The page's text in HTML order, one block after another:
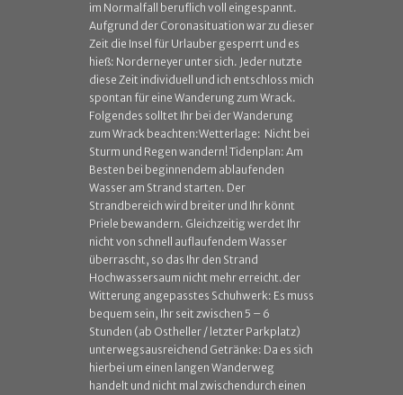
im Normalfall beruflich voll eingespannt.
Aufgrund der Coronasituation war zu dieser
Zeit die Insel für Urlauber gesperrt und es
hieß: Norderneyer unter sich. Jeder nutzte
diese Zeit individuell und ich entschloss mich
spontan für eine Wanderung zum Wrack.
Folgendes solltet Ihr bei der Wanderung
zum Wrack beachten:Wetterlage: Nicht bei
Sturm und Regen wandern! Tidenplan: Am
Besten bei beginnendem ablaufenden
Wasser am Strand starten. Der
Strandbereich wird breiter und Ihr könnt
Priele bewandern. Gleichzeitig werdet Ihr
nicht von schnell auflaufendem Wasser
überrascht, so das Ihr den Strand
Hochwassersaum nicht mehr erreicht.der
Witterung angepasstes Schuhwerk: Es muss
bequem sein, Ihr seit zwischen 5 – 6
Stunden (ab Ostheller / letzter Parkplatz)
unterwegsausreichend Getränke: Da es sich
hierbei um einen langen Wanderweg
handelt und nicht mal zwischendurch einen